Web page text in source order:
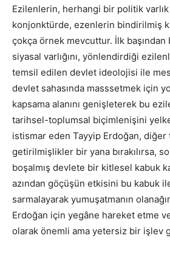
Ezilenlerin, herhangi bir politik
konjonktürde, ezenlerin bindirilmiş
çokça örnek mevcuttur. İlk başından
siyasal varlığını, yönlendirdiği
temsil edilen devlet ideolojisi ile
devlet sahasında masssetmek için
kapsama alanını genişleterek bu
tarihsel-toplumsal biçimlenişini
istismar eden Tayyip Erdoğan, diğer
getirilmişlikler bir yana bırakılırsa,
boşalmış devlete bir kitlesel kabuk
azından göçüşün etkisini bu kabuk
sarmalayarak yumuşatmanın
Erdoğan için yegâne hareket etme
olarak önemli ama yetersiz bir işlev